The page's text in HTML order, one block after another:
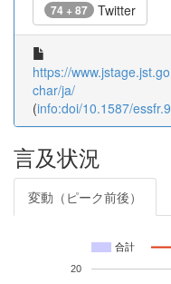
74 + 87 Twitter
https://
char/ja/
(info:doi/10.1587/
言及状況
変動（ピーク前後）
合計
20